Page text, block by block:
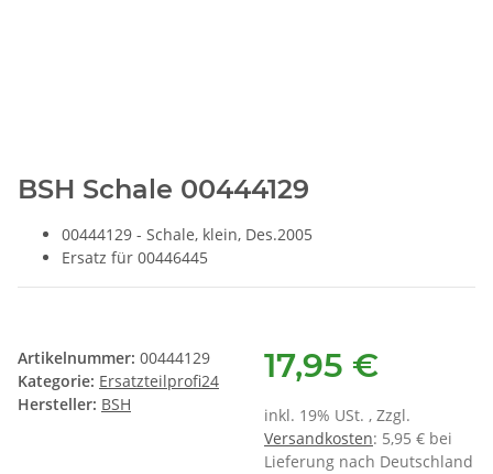
BSH Schale 00444129
00444129 - Schale, klein, Des.2005
Ersatz für 00446445
Artikelnummer: 00444129
Kategorie: Ersatzteilprofi24
Hersteller: BSH
17,95 €
inkl. 19% USt. , Zzgl.
Versandkosten: 5,95 € bei
Lieferung nach Deutschland